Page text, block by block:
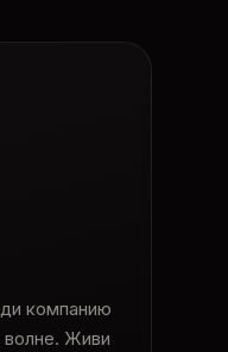
компанию
волне. Живи